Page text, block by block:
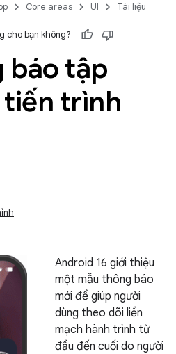
Core areas UI Tài liệu
cho bạn không?
báo tập
trình
Android 16 giới thiệu
một mẫu thông báo
mới để giúp người
dùng theo dõi liền
mạch hành trình từ
đầu đến cuối do người